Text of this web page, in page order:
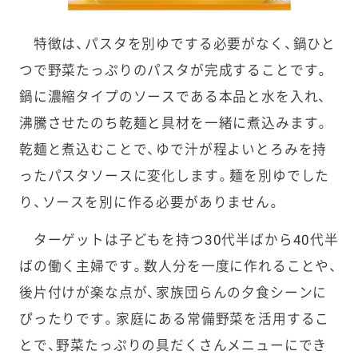
特徴は、パスタを別ゆでする必要がなく、鍋ひと
つで野菜たっぷりのパスタが完成することです。
鍋に濃縮タイプのソースである本品と水を入れ、
沸騰させたのち乾麺と具材を一緒に煮込みます。
乾麺と煮込むことで、ゆで汁が程よいとろみを持
ったパスタソースに変化します。麺を別ゆでした
り、ソースを別に作る必要がありません。
ターゲットは子どもを持つ30代半ばから40代半
ばの働く主婦です。数人分を一度に作れることや、
後片付けが楽な点が、家族団らんの夕食シーンに
ぴったりです。家庭にある常備野菜を活用するこ
とで、野菜たっぷりの具だくさんメニューにでき